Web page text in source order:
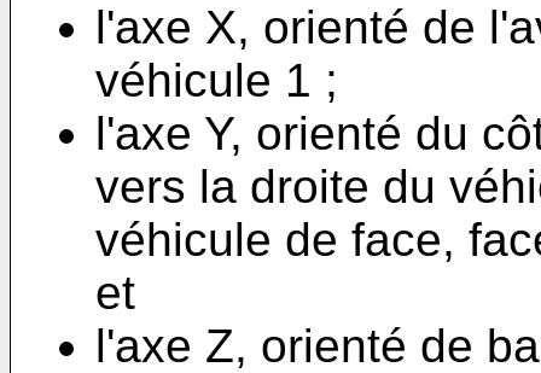
l'axe X, orienté de
véhicule 1 ;
l'axe Y, orienté du
vers la droite du
véhicule de face,
et
l'axe Z, orienté de